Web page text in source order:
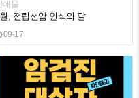
쇄물
, 전립선암 인식의 달
09-17